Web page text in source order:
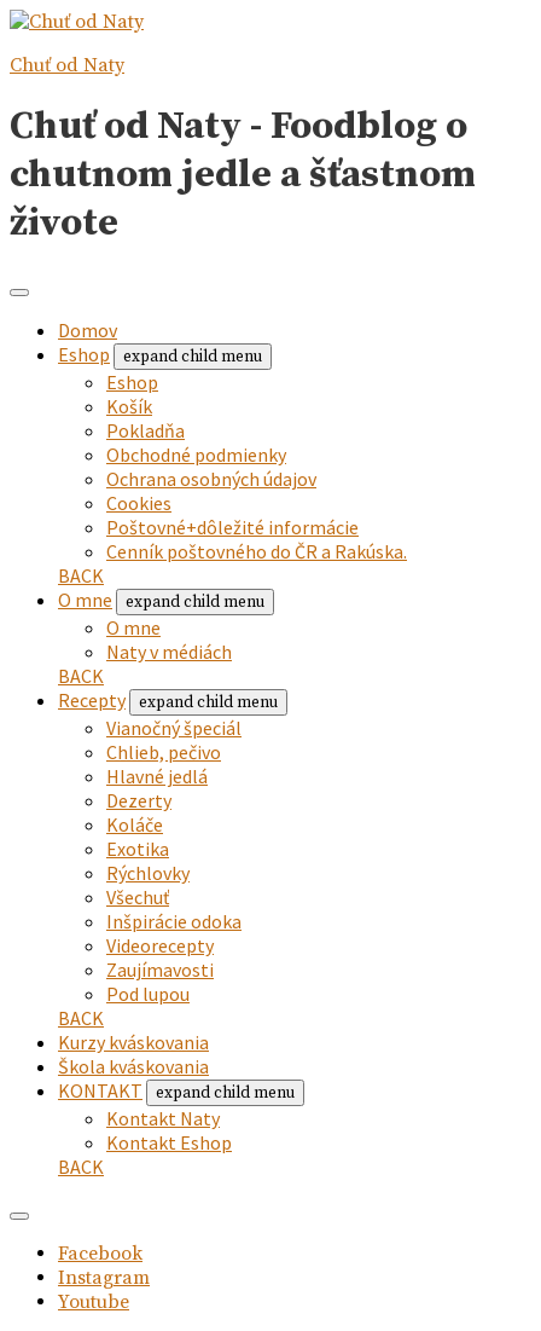
Chuť od Naty
Chuť od Naty - Foodblog o
chutnom jedle a šťastnom
živote
Domov
Eshop
expand child menu
Eshop
Košík
Pokladňa
Obchodné podmienky
Ochrana osobných údajov
Cookies
Poštovné+dôležité informácie
Cenník poštovného do ČR a Rakúska.
BACK
O mne
expand child menu
O mne
Naty v médiách
BACK
Recepty
expand child menu
Vianočný špeciál
Chlieb, pečivo
Hlavné jedlá
Dezerty
Koláče
Exotika
Rýchlovky
Všechuť
Inšpirácie odoka
Videorecepty
Zaujímavosti
Pod lupou
BACK
Kurzy kváskovania
Škola kváskovania
KONTAKT
expand child menu
Kontakt Naty
Kontakt Eshop
BACK
Facebook
Instagram
Youtube